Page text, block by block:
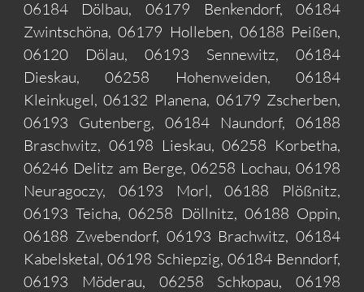
06184 Dölbau, 06179 Benkendorf, 06184
Zwintschöna, 06179 Holleben, 06188 Peißen,
06120 Dölau, 06193 Sennewitz, 06184
Dieskau, 06258 Hohenweiden, 06184
Kleinkugel, 06132 Planena, 06179 Zscherben,
06193 Gutenberg, 06184 Naundorf, 06188
Braschwitz, 06198 Lieskau, 06258 Korbetha,
06246 Delitz am Berge, 06258 Lochau, 06198
Neuragoczy, 06193 Morl, 06188 Plößnitz,
06193 Teicha, 06258 Döllnitz, 06188 Oppin,
06188 Zwebendorf, 06193 Brachwitz, 06184
Kabelsketal, 06198 Schiepzig, 06184 Benndorf,
06193 Möderau, 06258 Schkopau, 06198